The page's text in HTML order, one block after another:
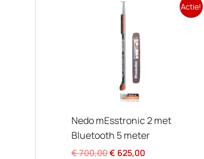
Actie!
Nedo mEsstronic 2 met
Bluetooth 5 meter
€700,00Oorspronkelijke
€ 625,00Huidige